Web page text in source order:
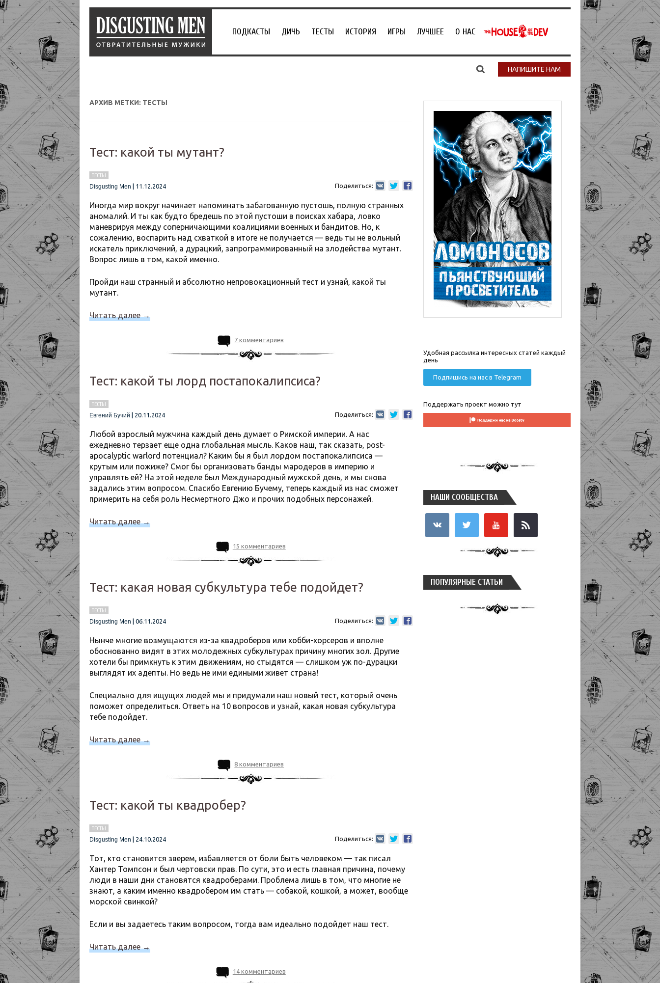
ПОДКАСТЫ ДИЧЬ ТЕСТЫ ИСТОРИЯ ИГРЫ ЛУЧШЕЕ О НАС
НАПИШИТЕ НАМ
АРХИВ МЕТКИ: ТЕСТЫ
Тест: какой ты мутант?
ТЕСТЫ
Disgusting Men
11.12.2024 Поделиться:
Иногда мир вокруг начинает напоминать забагованную пустошь, полную странных
аномалий. И ты как будто бредешь по этой пустоши в поисках хабара, ловко
маневрируя между соперничающими коалициями военных и бандитов. Но, к
сожалению, воспарить над схваткой в итоге не получается — ведь ты не вольный
искатель приключений, а дурацкий, запрограммированный на злодейства мутант.
Вопрос лишь в том, какой именно.
Пройди наш странный и абсолютно непровокационный тест и узнай, какой ты
мутант.
Читать далее→
7 комментариев
Тест: какой ты лорд постапокалипсиса?
ТЕСТЫ
Евгений Бучий
20.11.2024 Поделиться:
Любой взрослый мужчина каждый день думает о Римской империи. А нас
ежедневно терзает еще одна глобальная мысль. Каков наш, так сказать, post-
apocalyptic warlord потенциал? Каким бы я был лордом постапокалипсиса —
крутым или пожиже? Смог бы организовать банды мародеров в империю и
управлять ей? На этой неделе был Международный мужской день, и мы снова
задались этим вопросом. Спасибо Евгению Бучему, теперь каждый из нас сможет
примерить на себя роль Несмертного Джо и прочих подобных персонажей.
Читать далее→
15 комментариев
Тест: какая новая субкультура тебе подойдет?
ТЕСТЫ
Disgusting Men
06.11.2024 Поделиться:
Нынче многие возмущаются из-за квадроберов или хобби-хорсеров и вполне
обоснованно видят в этих молодежных субкультурах причину многих зол. Другие
хотели бы примкнуть к этим движениям, но стыдятся — слишком уж по-дурацки
выглядят их адепты. Но ведь не ими едиными живет страна!
Специально для ищущих людей мы и придумали наш новый тест, который очень
поможет определиться. Ответь на 10 вопросов и узнай, какая новая субкультура
тебе подойдет.
Читать далее→
8 комментариев
Тест: какой ты квадробер?
ТЕСТЫ
Disgusting Men
24.10.2024 Поделиться:
Тот, кто становится зверем, избавляется от боли быть человеком — так писал
Хантер Томпсон и был чертовски прав. По сути, это и есть главная причина, почему
люди в наши дни становятся квадроберами. Проблема лишь в том, что многие не
знают, а каким именно квадробером им стать — собакой, кошкой, а может, вообще
морской свинкой?
Если и вы задаетесь таким вопросом, тогда вам идеально подойдет наш тест.
Читать далее→
14 комментариев
Удобная рассылка интересных статей каждый
день
Подпишись на нас в Telegram
Поддержать проект можно тут
НАШИ СООБЩЕСТВА
ПОПУЛЯРНЫЕ СТАТЬИ